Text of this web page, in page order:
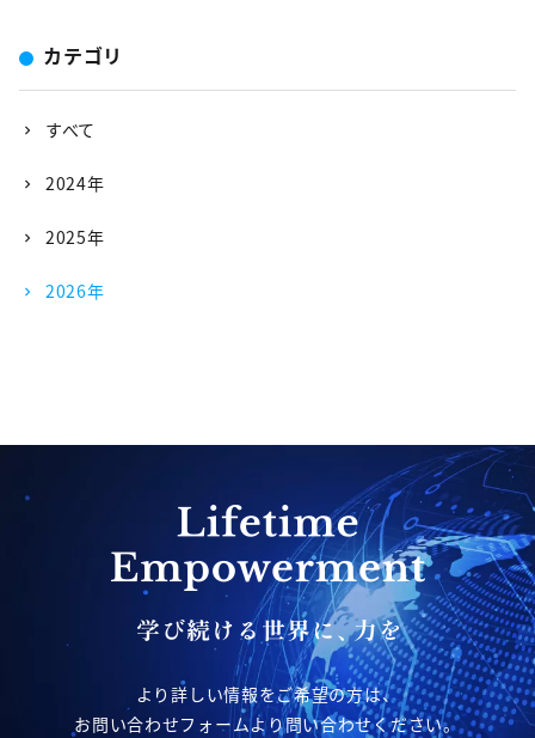
カテゴリ
すべて
2024年
2025年
2026年
より詳しい情報をご希望の方は、
お問い合わせフォームより問い合わせください。